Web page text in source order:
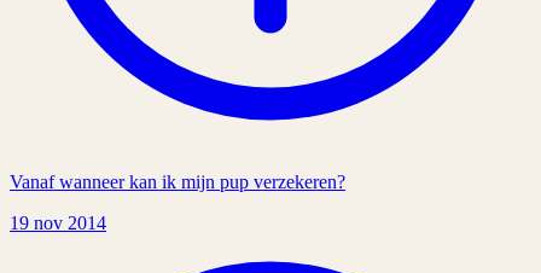
Vanaf wanneer kan ik mijn pup verzekeren?
19 nov 2014